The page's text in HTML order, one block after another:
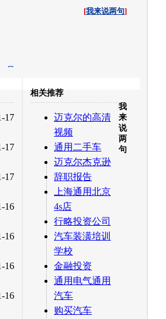
[我来说两句]
至： 白社会 百度i贴吧
17
17
17
16
16
16
16
相关推荐
迈克尔的高清
视频
通用二手车
迈克尔杰克逊
辞职报告
上海通用北京
4s店
行略投资公司
汽车装潢培训
学校
金融投资
通用电气通用
汽车
购买汽车
我
来
说
两
句